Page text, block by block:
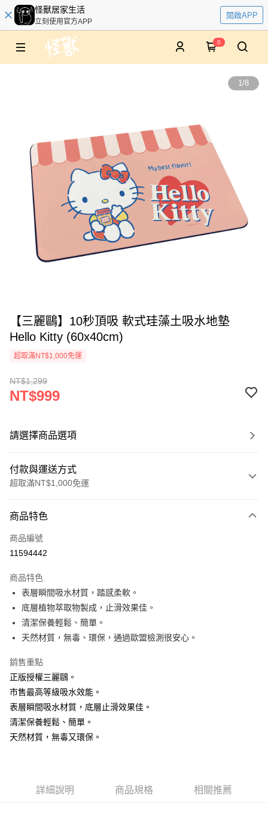
怪獸居家生活
立刻使用官方APP
開啟APP
0
1/8
【三麗鷗】10秒頂吸 軟式珪藻土吸水地墊
Hello Kitty (60x40cm)
超取滿NT$1,000免運
NT$1,299
NT$999
請選擇商品選項
付款與運送方式
超取滿NT$1,000免運
信用卡一次付款
超商取貨付款
Apple Pay
街口支付
悠遊付
Google Pay
AFTEE先享後付
相關說明
【關於「AFTEE先享後付」】
AFTEE先享後付是「在收到商品之後才付款」的支付方式。 讓您購物簡單
便利好安心！
１．簡單：不需註冊會員、不需綁卡、不需儲值。
１．於結帳方式選擇「AFTEE先享後付」後，將跳轉至「AFTEE先享後付」
貨到付款
全家取貨付款
商品特色
商品編號
11594442
商品特色
表層瞬間吸水材質，踏感柔軟。
底層植物萃取物製成，止滑效果佳。
清潔保養輕鬆、簡單。
天然材質，無毒、環保，通過歐盟檢測很安心。
銷售重點
正版授權三麗鷗。
市售最高等級吸水效能。
表層瞬間吸水材質，底層止滑效果佳。
清潔保養輕鬆、簡單。
天然材質，無毒又環保。
詳細說明 商品規格 相關推薦